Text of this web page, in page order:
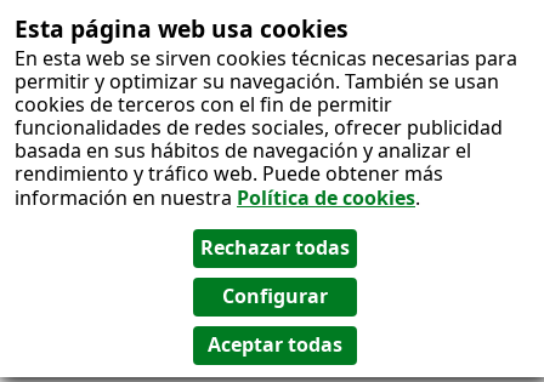
Esta página web usa cookies
En esta web se sirven cookies técnicas necesarias para
permitir y optimizar su navegación. También se usan
cookies de terceros con el fin de permitir
funcionalidades de redes sociales, ofrecer publicidad
basada en sus hábitos de navegación y analizar el
rendimiento y tráfico web. Puede obtener más
información en nuestra Política de cookies.